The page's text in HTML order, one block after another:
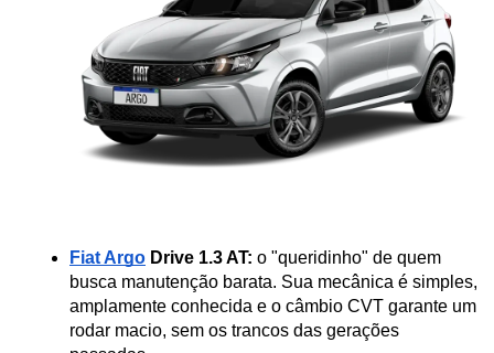
Fiat Argo Drive 1.3 AT: o "queridinho" de quem
busca manutenção barata. Sua mecânica é simples,
amplamente conhecida e o câmbio CVT garante um
rodar macio, sem os trancos das gerações